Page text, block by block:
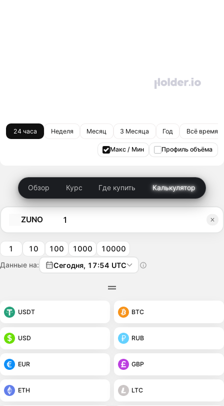
24 часа Неделя Месяц 3 Месяца Год Всё время
Макс / Мин Профиль объёма
Обзор Курс Где купить Калькулятор
ZUNO
1 10 100 1000 10000
Данные на: Сегодня, 17:54 UTC
USDT BTC
USD RUB
EUR GBP
ETH LTC